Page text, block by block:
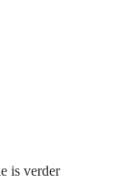
is verder